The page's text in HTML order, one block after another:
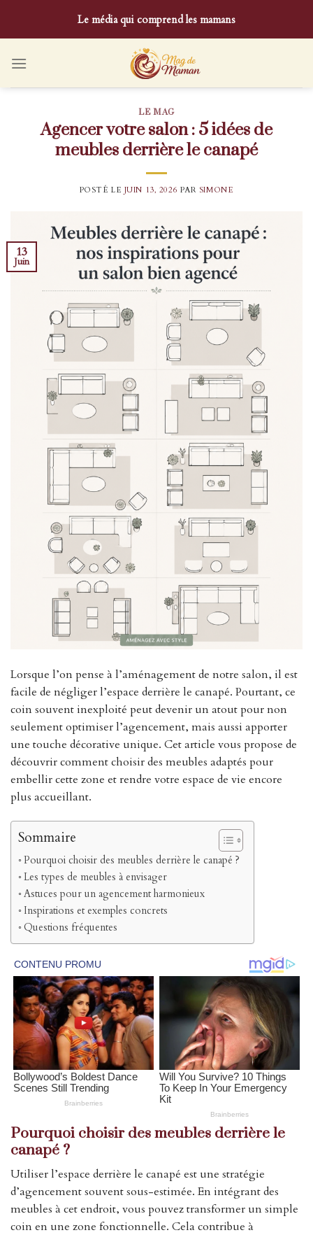
content
Le média qui comprend les mamans
LE MAG
Agencer votre salon : 5 idées de
meubles derrière le canapé
POSTÉ LE JUIN 13, 2026 PAR SIMONE
13
Juin
Lorsque l’on pense à l’aménagement de notre salon, il est
facile de négliger l’espace derrière le canapé. Pourtant, ce
coin souvent inexploité peut devenir un atout pour non
seulement optimiser l’agencement, mais aussi apporter
une touche décorative unique. Cet article vous propose de
découvrir comment choisir des meubles adaptés pour
embellir cette zone et rendre votre espace de vie encore
plus accueillant.
Sommaire
Pourquoi choisir des meubles derrière le canapé ?
Les types de meubles à envisager
Astuces pour un agencement harmonieux
Inspirations et exemples concrets
Questions fréquentes
Pourquoi choisir des meubles derrière le
canapé ?
Utiliser l’espace derrière le canapé est une stratégie
d’agencement souvent sous-estimée. En intégrant des
meubles à cet endroit, vous pouvez transformer un simple
coin en une zone fonctionnelle. Cela contribue à